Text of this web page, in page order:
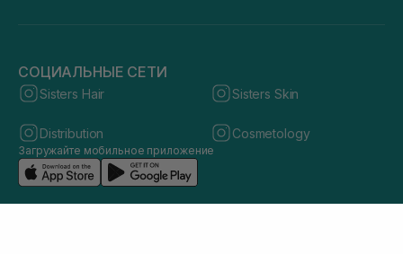
СОЦИАЛЬНЫЕ СЕТИ
Sisters Hair Sisters Skin
Distribution Cosmetology
Загружайте мобильное приложение